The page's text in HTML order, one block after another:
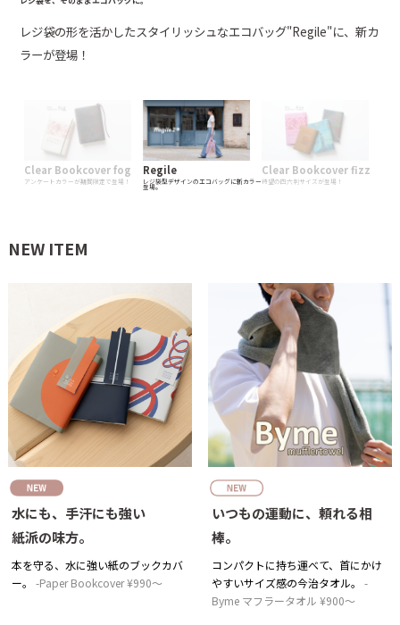
透明なブックカバー"fog"に、ファン投票で選ばれた新カラーが期間
限定で登場！
レジ袋の形を活かしたスタイリッシュなエコバッグ"Regile"に、新カ
ラーが登場！
つるりとした触り心地の透明なブックカバー"fizz"に待望の四六判サ
イズが登場！
Clear Bookcover fog
アンケートカラーが期間限定で登場！
Regile
レジ袋型デザインのエコバッグに新カラー
登場。
Clear Bookcover fizz
待望の四六判サイズが登場！
NEW ITEM
水にも、手汗にも強い
紙派の味方。
本を守る、水に強い紙のブックカバ
ー。 Paper Bookcover ¥990～
いつもの運動に、頼れる相
棒。
コンパクトに持ち運べて、首にかけ
やすいサイズ感の今治タオル。
Byme マフラータオル ¥900～